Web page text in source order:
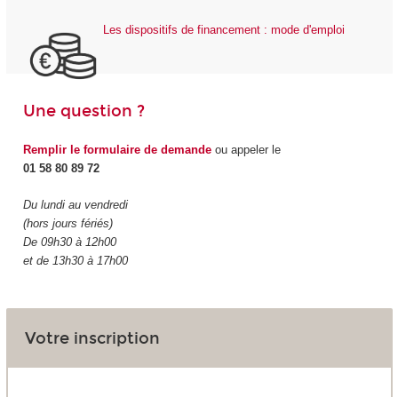
Les dispositifs de financement : mode d'emploi
Une question ?
Remplir le formulaire de demandeou appeler le
01 58 80 89 72
Du lundi au vendredi
(hors jours fériés)
De 09h30 à 12h00
et de 13h30 à 17h00
Votre inscription